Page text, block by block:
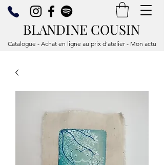
BLANDINE COUSIN
Catalogue - Achat en ligne au prix d’atelier - Mon actu